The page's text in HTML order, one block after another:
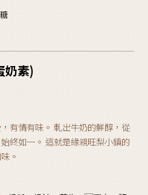
素)
有情有味。 軋出牛奶的鮮醇，從
終如一。 這就是緣親旺梨小鎮的
。